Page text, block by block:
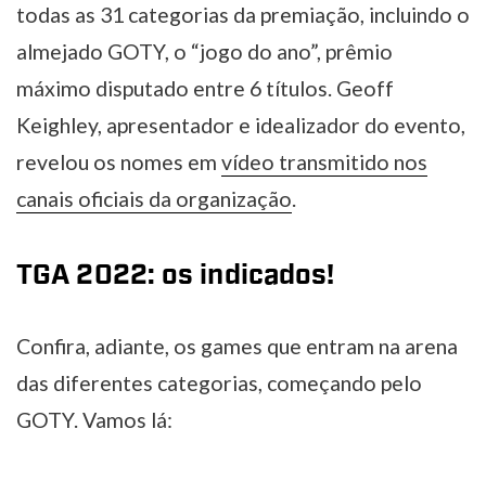
todas as 31 categorias da premiação, incluindo o
almejado GOTY, o “jogo do ano”, prêmio
máximo disputado entre 6 títulos. Geoff
Keighley, apresentador e idealizador do evento,
revelou os nomes em vídeo transmitido nos
canais oficiais da organização
TGA 2022: os indicados!
Confira, adiante, os games que entram na arena
das diferentes categorias, começando pelo
GOTY. Vamos lá: